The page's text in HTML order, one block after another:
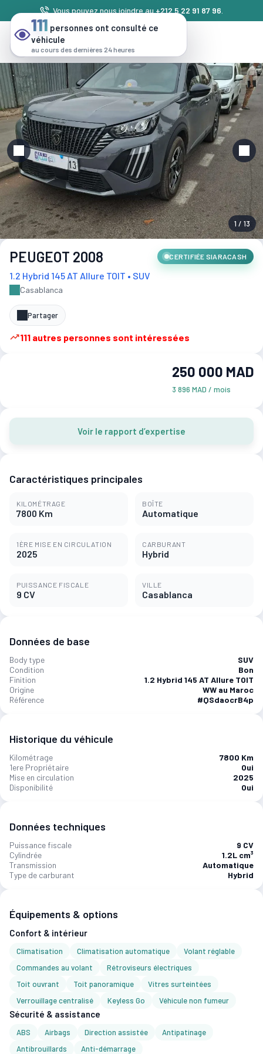
Vous pouvez nous joindre au +212 5 22 91 87 96
1 / 13
PEUGEOT 2008 CERTIFIÉE SIARACASH
1.2 Hybrid 145 AT Allure TOIT • SUV
Casablanca
Partager
111 autres personnes sont intéressées
250 000 MAD
3 896 MAD / mois
Voir le rapport d’expertise
Caractéristiques principales
KILOMÉTRAGE
7800 Km
BOÎTE
Automatique
1ÈRE MISE EN CIRCULATION
2025
CARBURANT
Hybrid
PUISSANCE FISCALE
9 CV
VILLE
Casablanca
Données de base
Body type
SUV
Condition
Bon
Finition
1.2 Hybrid 145 AT Allure TOIT
Origine
WW au Maroc
Référence
#QSdaocrB4p
Historique du véhicule
Kilométrage
7800 Km
1ere Propriétaire
Oui
Mise en circulation
2025
Disponibilité
Oui
Données techniques
Puissance fiscale
9 CV
Cylindrée
1.2L cm³
Transmission
Automatique
Type de carburant
Hybrid
Équipements & options
Confort & intérieur
Climatisation Climatisation automatique
Volant réglable
Commandes au volant
Rétroviseurs électriques
Toit ouvrant
Toit panoramique
Vitres surteintées
Verrouillage centralisé
Keyless Go Véhicule non fumeur
Sécurité & assistance
ABS Airbags Direction assistée
Antipatinage
Antibrouillards
Anti-démarrage
111 personnes ont consulté ce
véhicule
au cours des dernières 24 heures